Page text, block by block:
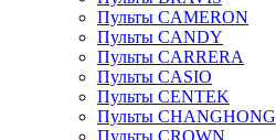
Пульты CAMERON
Пульты CANDY
Пульты CARRERA
Пульты CASIO
Пульты CENTEK
Пульты CHANGHONG
Пульты CROWN